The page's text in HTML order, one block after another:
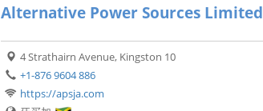
Alternative Power Sources Limited
4 Strathairn Avenue, Kingston 10
+1-876 9604 886
https://apsja.com